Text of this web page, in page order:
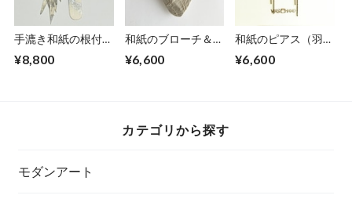
手漉き和紙の根付
¥8,800
和紙のブローチ＆ペ
LNo.1
¥6,600
和紙のピアス（羽）
¥6,600
カテゴリから探す
モダンアート